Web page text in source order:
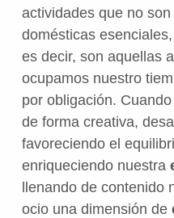
actividades que no
domésticas
es decir, son aquellas
ocupamos nuestro
por obligación.
de forma creativa,
favoreciendo el
enriqueciendo nuestra
llenando de contenido
ocio una dimensión de